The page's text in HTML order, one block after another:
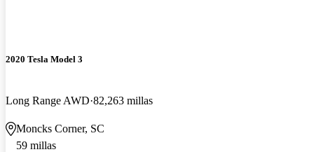
2020 Tesla Model 3
Long Range AWD 82,263 millas
Moncks Corner, SC
59 millas